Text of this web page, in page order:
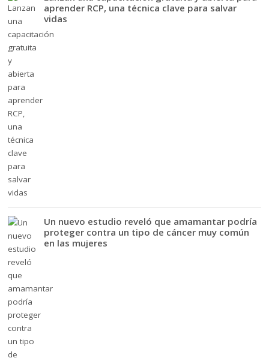
aprender RCP, una técnica clave para salvar
vidas
Un nuevo estudio reveló que amamantar podría
proteger contra un tipo de cáncer muy común
en las mujeres